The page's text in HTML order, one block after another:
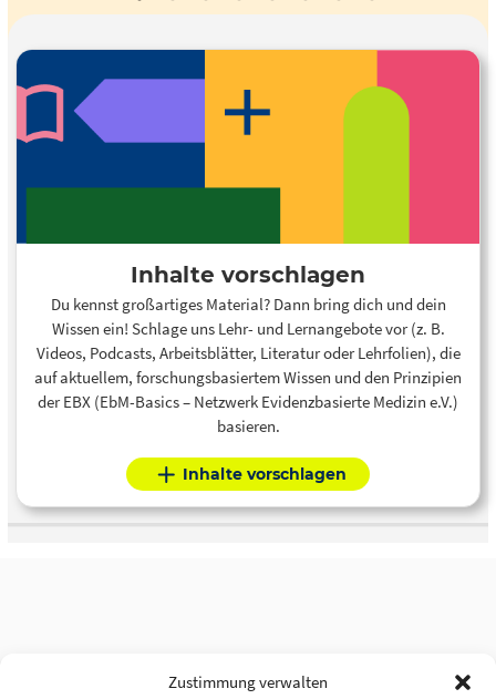
Zustimmung verwalten
Inhalte vorschlagen
Du kennst großartiges Material? Dann bring dich und dein
Wissen ein! Schlage uns Lehr- und Lernangebote vor (z. B.
Videos, Podcasts, Arbeitsblätter, Literatur oder Lehrfolien), die
auf aktuellem, forschungsbasiertem Wissen und den Prinzipien
der EBX (EbM-Basics – Netzwerk Evidenzbasierte Medizin e.V.)
basieren.
Inhalte vorschlagen